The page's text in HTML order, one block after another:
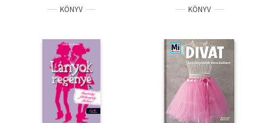
KÖNYV KÖNYV